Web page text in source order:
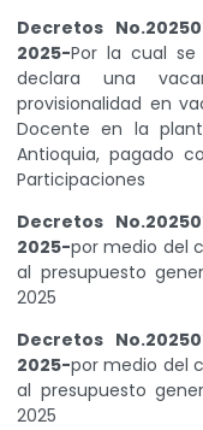
Decretos
2025-Por la cual
declara una
provisionalidad en
Docente en la
Antioquia, pagado
Participaciones
Decretos
2025-por medio del
al presupuesto
2025
Decretos
2025-por medio del
al presupuesto
2025